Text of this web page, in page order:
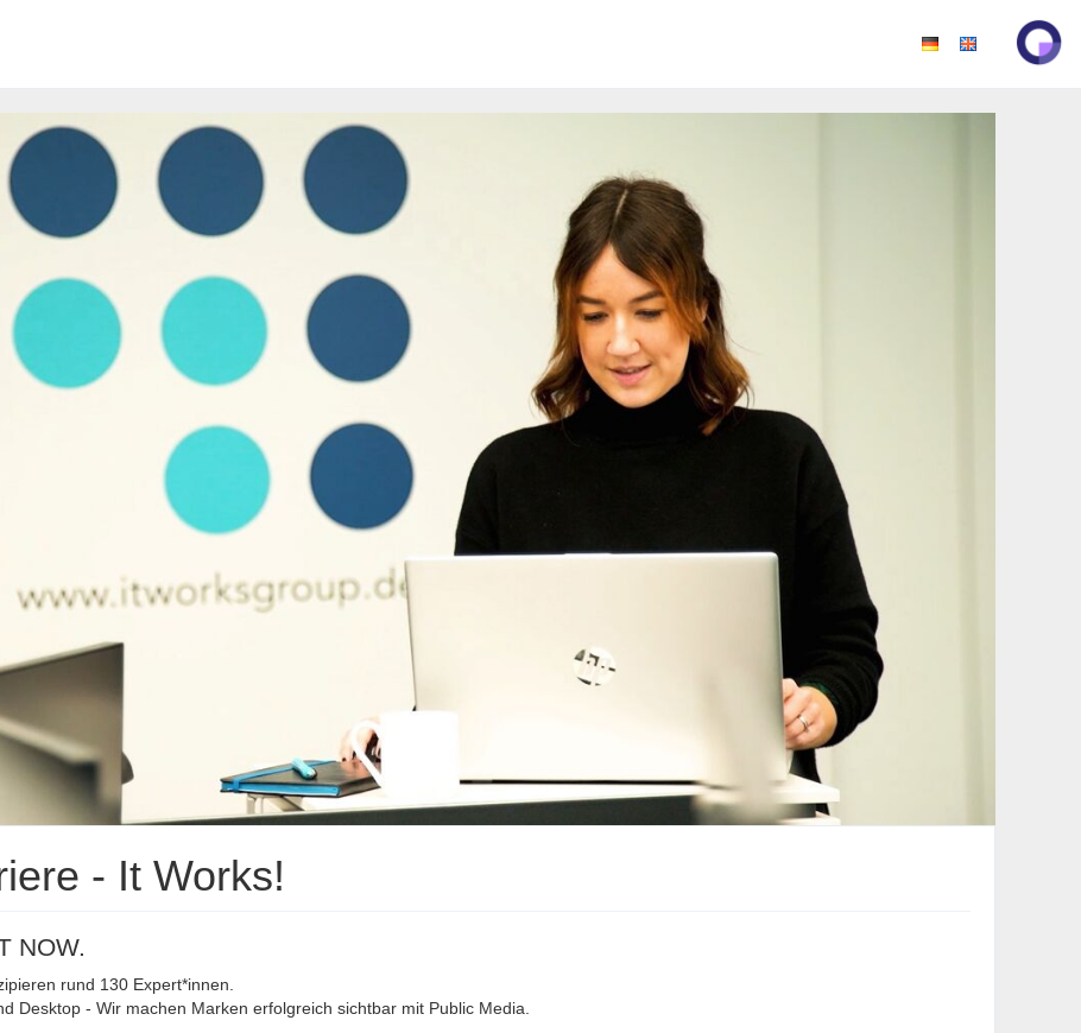
- It Works!
NOW.
rund 130 Expert*innen.
Desktop - Wir machen Marken erfolgreich sichtbar mit Public Media.